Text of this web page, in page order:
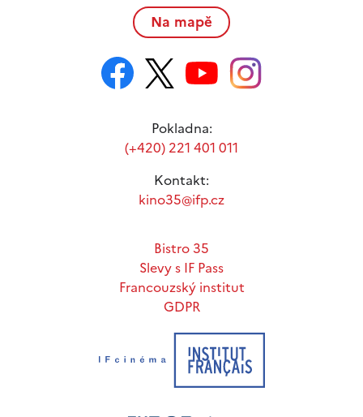
Na mapě
Pokladna:
(+420) 221 401 011
Kontakt:
kino35@ifp.cz
Bistro 35
Slevy s IF Pass
Francouzský institut
GDPR